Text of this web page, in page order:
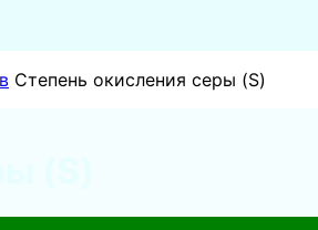
Степень окисления серы (S)